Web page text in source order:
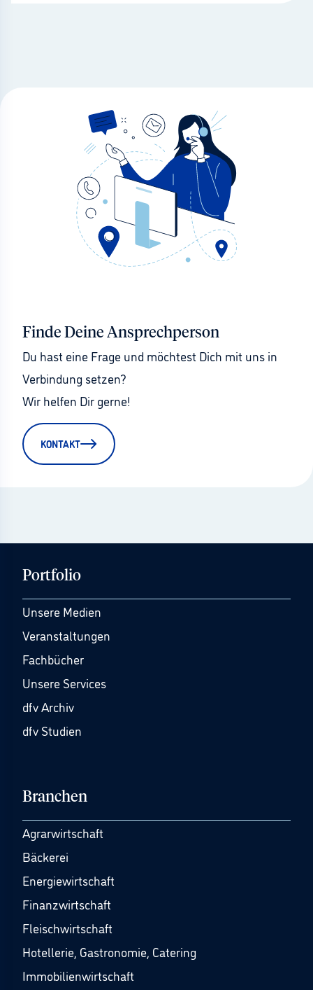
Finde Deine Ansprechperson
Du hast eine Frage und möchtest Dich mit uns in
Verbindung setzen?
Wir helfen Dir gerne!
KONTAKT
Portfolio
Unsere Medien
Veranstaltungen
Fachbücher
Unsere Services
dfv Archiv
dfv Studien
Branchen
Agrarwirtschaft
Bäckerei
Energiewirtschaft
Finanzwirtschaft
Fleischwirtschaft
Hotellerie, Gastronomie, Catering
Immobilienwirtschaft